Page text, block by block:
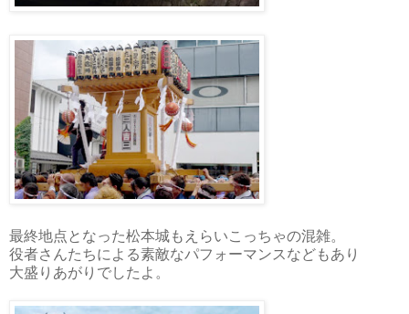
最終地点となった松本城もえらいこっちゃの混雑。
役者さんたちによる素敵なパフォーマンスなどもあり
大盛りあがりでしたよ。